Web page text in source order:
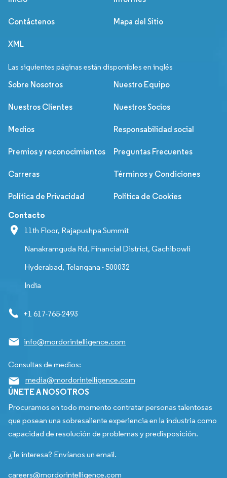
Contáctenos Mapa del Sitio
XML
Las siguientes páginas están disponibles en inglés
Sobre Nosotros Nuestro Equipo
Nuestros Clientes Nuestros Socios
Medios Responsabilidad social
Premios y reconocimientos Preguntas Frecuentes
Carreras Términos y Condiciones
Política de Privacidad Política de Cookies
Contacto
11th Floor, Rajapushpa Summit
Nanakramguda Rd, Financial District, Gachibowli
Hyderabad, Telangana - 500032
India
+1 617-765-2493
info@mordorintelligence.com
Consultas de medios:
media@mordorintelligence.com
ÚNETE A NOSOTROS
Procuramos en todo momento contratar personas talentosas
que posean una sobresaliente experiencia en la industria como
capacidad de resolución de problemas y predisposición.
¿Te interesa? Envíanos un email.
careers@mordorintelligence.com